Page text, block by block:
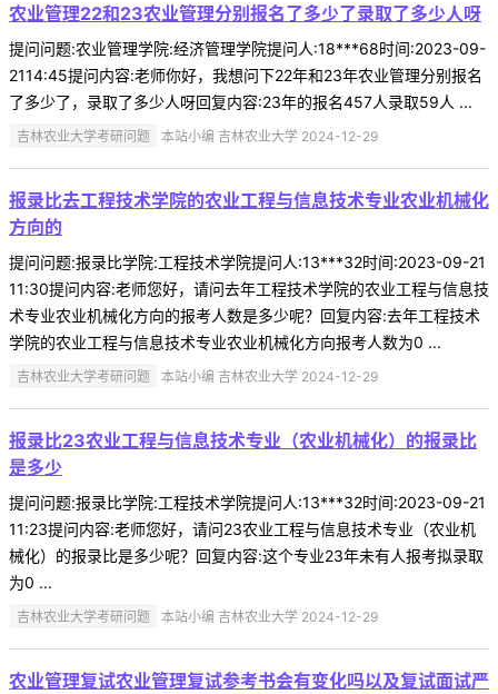
农业管理22和23农业管理分别报名了多少了录取了多少人呀
提问问题:农业管理学院:经济管理学院提问人:18***68时间:2023-09-
2114:45提问内容:老师你好，我想问下22年和23年农业管理分别报名
了多少了，录取了多少人呀回复内容:23年的报名457人录取59人 ...
吉林农业大学考研问题 本站小编 吉林农业大学 2024-12-29
报录比去工程技术学院的农业工程与信息技术专业农业机械化
方向的
提问问题:报录比学院:工程技术学院提问人:13***32时间:2023-09-21
11:30提问内容:老师您好，请问去年工程技术学院的农业工程与信息技
术专业农业机械化方向的报考人数是多少呢？回复内容:去年工程技术
学院的农业工程与信息技术专业农业机械化方向报考人数为0 ...
吉林农业大学考研问题 本站小编 吉林农业大学 2024-12-29
报录比23农业工程与信息技术专业（农业机械化）的报录比
是多少
提问问题:报录比学院:工程技术学院提问人:13***32时间:2023-09-21
11:23提问内容:老师您好，请问23农业工程与信息技术专业（农业机
械化）的报录比是多少呢？回复内容:这个专业23年未有人报考拟录取
为0 ...
吉林农业大学考研问题 本站小编 吉林农业大学 2024-12-29
农业管理复试农业管理复试参考书会有变化吗以及复试面试严